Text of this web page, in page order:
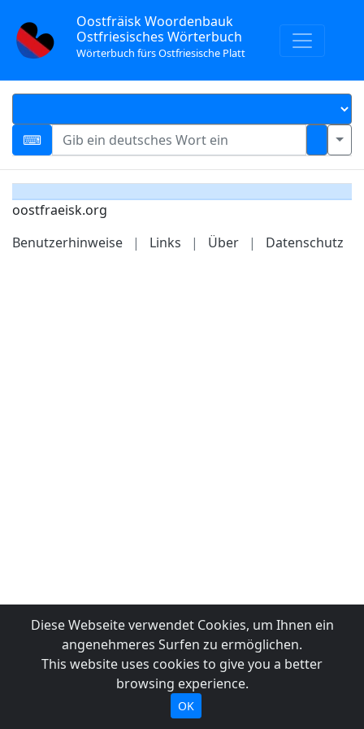
Oostfräisk Woordenbauk
Ostfriesisches Wörterbuch
Wörterbuch fürs Ostfriesische Platt
oostfraeisk.org
Benutzerhinweise
| Links | Über | Datenschutz
Diese Webseite verwendet Cookies, um Ihnen ein
angenehmeres Surfen zu ermöglichen.
This website uses cookies to give you a better
browsing experience.
OK